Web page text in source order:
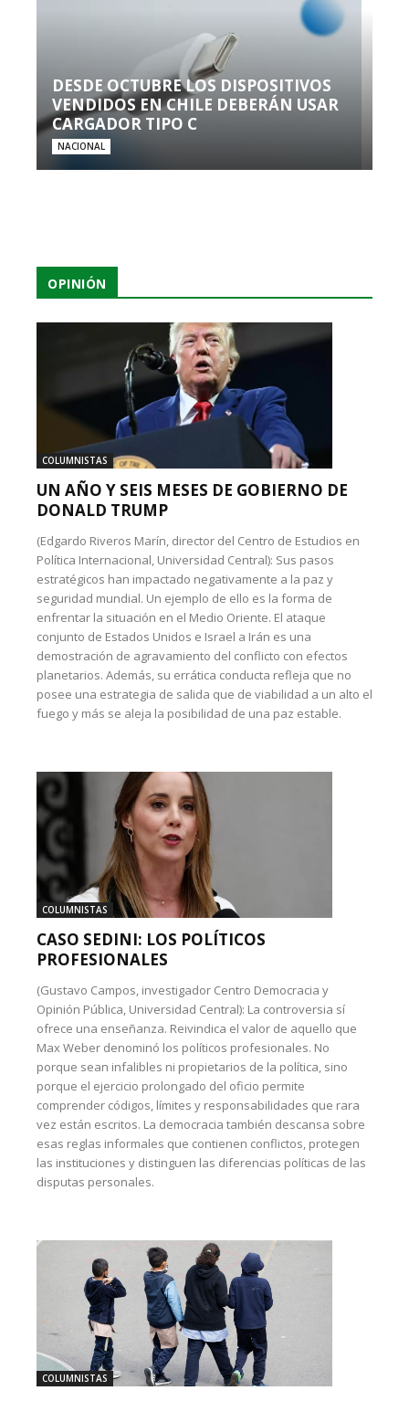
DESDE OCTUBRE LOS DISPOSITIVOS
VENDIDOS EN CHILE DEBERÁN USAR
CARGADOR TIPO C
NACIONAL
OPINIÓN
COLUMNISTAS
UN AÑO Y SEIS MESES DE GOBIERNO DE
DONALD TRUMP
(Edgardo Riveros Marín, director del Centro de Estudios en
Política Internacional, Universidad Central): Sus pasos
estratégicos han impactado negativamente a la paz y
seguridad mundial. Un ejemplo de ello es la forma de
enfrentar la situación en el Medio Oriente. El ataque
conjunto de Estados Unidos e Israel a Irán es una
demostración de agravamiento del conflicto con efectos
planetarios. Además, su errática conducta refleja que no
posee una estrategia de salida que de viabilidad a un alto el
fuego y más se aleja la posibilidad de una paz estable.
COLUMNISTAS
CASO SEDINI: LOS POLÍTICOS
PROFESIONALES
(Gustavo Campos, investigador Centro Democracia y
Opinión Pública, Universidad Central): La controversia sí
ofrece una enseñanza. Reivindica el valor de aquello que
Max Weber denominó los políticos profesionales. No
porque sean infalibles ni propietarios de la política, sino
porque el ejercicio prolongado del oficio permite
comprender códigos, límites y responsabilidades que rara
vez están escritos. La democracia también descansa sobre
esas reglas informales que contienen conflictos, protegen
las instituciones y distinguen las diferencias políticas de las
disputas personales.
COLUMNISTAS